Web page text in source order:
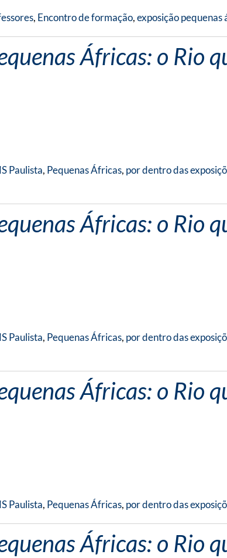
, Encontro de formação,exposição pequenas
Áfricas: o Rio
Paulista, Pequenas Áfricas, por dentro das
Áfricas: o Rio
Paulista, Pequenas Áfricas, por dentro das
Áfricas: o Rio
Paulista, Pequenas Áfricas, por dentro das
Áfricas: o Rio